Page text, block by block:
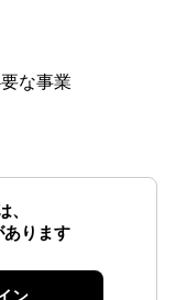
な事業
、
あります